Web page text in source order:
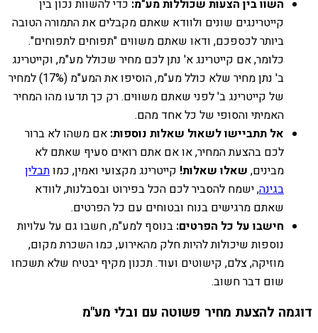
השוו בין הצעות שכוללות מע"מ: כדי להשוות נכון בין
קייטרינגים שונים ולוודא שאתם מקבלים את התמורה הטובה
ביותר לכספכם, ודאו שאתם משווים "תפוחים לתפוחים".
כלומר, אם קייטרינג א' נתן לכם מחיר שכולל מע"מ, וקייטרינג
ב' נתן מחיר שלא כולל מע"מ, הוסיפו את המע"מ (17%) למחיר
של קייטרינג ב' לפני שאתם משווים. רק כך תדעו מהו המחיר
האמיתי והסופי של כל אחד מהם.
אל תתביישו לשאול שאלות נוספות: אם משהו לא ברור
לכם בהצעת המחיר, או אם אתם רואים סעיף שאתם לא
מבינים, שאלו שאלות! קייטרינג מקצועי ואמין, כמותבלין
בגינה, ישמח להסביר לכם הכל בפירוט ובסבלנות, לוודא
שאתם מרגישים בנוח ובטוחים עם כל הפרטים.
חישבו על כל הפרטים: בנוסף למע"מ, חשבו גם על עלויות
נוספות שיכולות להיות חלק מהאירוע, כמו השכרת מקום,
מוזיקה, צלם, קישוטים ועוד. תכנון מקיף יבטיח שלא תשכחו
שום דבר חשוב.
דוגמה להצעת מחיר פשוטה עם ובלי מע"מ